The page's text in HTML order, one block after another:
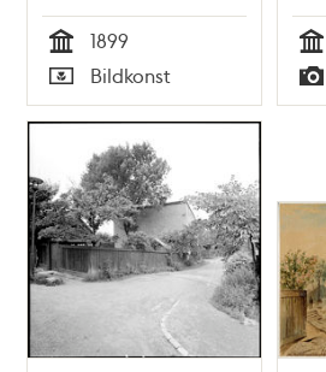
Tid
1899
Typ
Bildkonst Tid
Typ